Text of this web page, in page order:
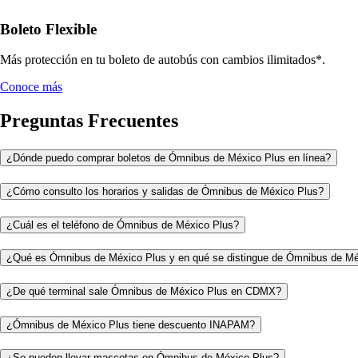
Boleto Flexible
Más protección en tu boleto de autobús con cambios ilimitados*.
Conoce más
Preguntas Frecuentes
¿Dónde puedo comprar boletos de Ómnibus de México Plus en línea?
¿Cómo consulto los horarios y salidas de Ómnibus de México Plus?
¿Cuál es el teléfono de Ómnibus de México Plus?
¿Qué es Ómnibus de México Plus y en qué se distingue de Ómnibus de
¿De qué terminal sale Ómnibus de México Plus en CDMX?
¿Ómnibus de México Plus tiene descuento INAPAM?